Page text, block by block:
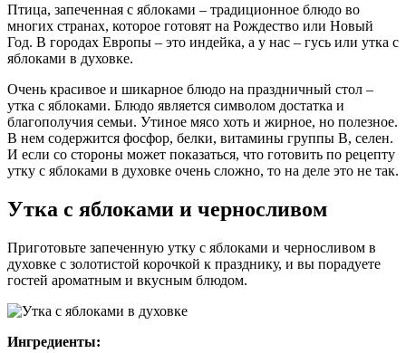
Птица, запеченная с яблоками – традиционное блюдо во
многих странах, которое готовят на Рождество или Новый
Год. В городах Европы – это индейка, а у нас – гусь или утка с
яблоками в духовке.
Очень красивое и шикарное блюдо на праздничный стол –
утка с яблоками. Блюдо является символом достатка и
благополучия семьи. Утиное мясо хоть и жирное, но полезное.
В нем содержится фосфор, белки, витамины группы В, селен.
И если со стороны может показаться, что готовить по рецепту
утку с яблоками в духовке очень сложно, то на деле это не так.
Утка с яблоками и черносливом
Приготовьте запеченную утку с яблоками и черносливом в
духовке с золотистой корочкой к празднику, и вы порадуете
гостей ароматным и вкусным блюдом.
Ингредиенты: